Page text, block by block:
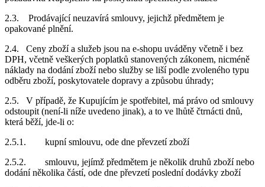
2.3. Prodávající neuzavírá smlouvy, jejichž předmětem je
opakované plnění.
2.4. Ceny zboží a služeb jsou na e-shopu uváděny včetně i bez
DPH, včetně veškerých poplatků stanovených zákonem, nicméně
náklady na dodání zboží nebo služby se liší podle zvoleného typu
odběru zboží, poskytovatele dopravy a způsobu úhrady;
2.5. V případě, že Kupujícím je spotřebitel, má právo od smlouvy
odstoupit (není-li níže uvedeno jinak), a to ve lhůtě čtrnácti dnů,
která běží, jde-li o:
2.5.1. kupní smlouvu, ode dne převzetí zboží
2.5.2. smlouvu, jejímž předmětem je několik druhů zboží nebo
dodání několika částí, ode dne převzetí poslední dodávky zboží